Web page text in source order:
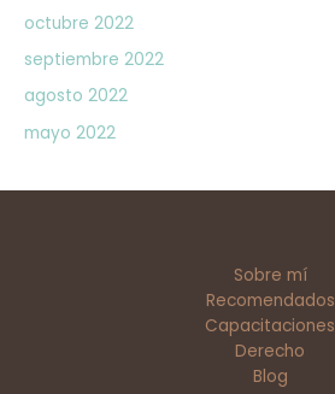
octubre 2022
septiembre 2022
agosto 2022
mayo 2022
Sobre mí
Recomendados
Capacitaciones
Derecho
Blog